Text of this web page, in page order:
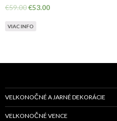
€59.00€53.00
VIAC INFO
VELKONOČNÉ A JARNÉ DEKORÁCIE
VELKONOČNÉ VENCE